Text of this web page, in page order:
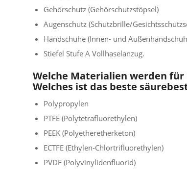
Gehörschutz (Gehörschutzstöpsel)
Augenschutz (Schutzbrille/
Handschuhe (Innen- und
Stiefel Stufe A Vollhaselanzug.
Welche Materialien werden
Welches ist das beste
Polypropylen
PTFE (Polytetrafluorethylen)
PEEK (Polyetheretherketon)
ECTFE (Ethylen-Chlortrifluorethylen)
PVDF (Polyvinylidenfluorid)